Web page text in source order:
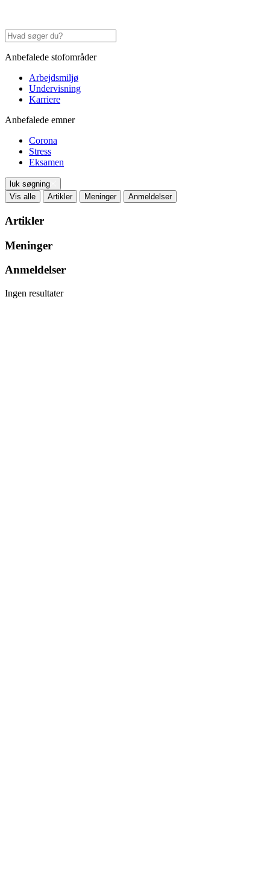
Anbefalede stofområder
Arbejdsmiljø
Undervisning
Karriere
Anbefalede emner
Corona
Stress
Eksamen
luk søgning
Vis alle
Artikler Meninger Anmeldelser
Artikler
Meninger
Anmeldelser
Ingen resultater